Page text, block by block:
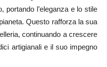
portando l’eleganza e lo stile
Questo rafforza la sua
continuando a crescere
artigianali e il suo impegno